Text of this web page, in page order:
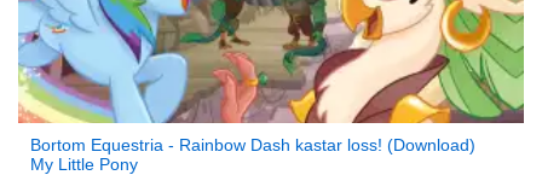
Bortom Equestria - Rainbow Dash kastar loss! (Download)
My Little Pony